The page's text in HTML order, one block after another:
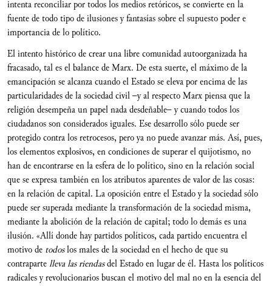
intenta reconciliar por todos los medios retóricos, se convierte en la
fuente de todo tipo de ilusiones y fantasías sobre el supuesto poder e
importancia de lo político.
El intento histórico de crear una libre comunidad autoorganizada ha
fracasado, tal es el balance de Marx. De esta suerte, el máximo de la
emancipación se alcanza cuando el Estado se eleva por encima de las
particularidades de la sociedad civil –y al respecto Marx piensa que la
religión desempeña un papel nada desdeñable– y cuando todos los
ciudadanos son considerados iguales. Ese desarrollo sólo puede ser
protegido contra los retrocesos, pero ya no puede avanzar más. Así, pues,
los elementos explosivos, en condiciones de superar el quijotismo, no
han de encontrarse en la esfera de lo político, sino en la relación social
que se expresa también en los atributos aparentes de valor de las cosas:
en la relación de capital. La oposición entre el Estado y la sociedad sólo
puede ser superada mediante la transformación de la sociedad misma,
mediante la abolición de la relación de capital; todo lo demás es una
ilusión. «Allí donde hay partidos políticos, cada partido encuentra el
motivo de todoslos males de la sociedad en el hecho de que su
contrapartelleva las riendasdel Estado en lugar de él. Hasta los políticos
radicales y revolucionarios buscan el motivo del mal no en la esencia del